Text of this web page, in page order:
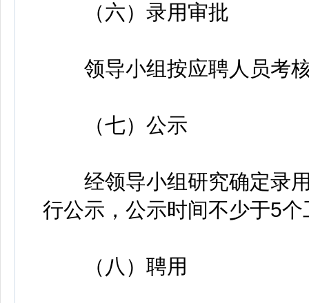
（六）录用审批
领导小组按应聘人员考核
（七）公示
经领导小组研究确定录用
行公示，公示时间不少于5个
（八）聘用